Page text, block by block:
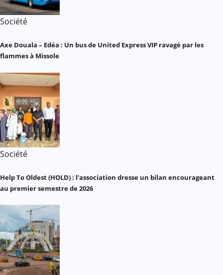
Société
Axe Douala – Edéa : Un bus de United Express VIP ravagé par les
flammes à Missole
Société
Help To Oldest (HOLD) : l’association dresse un bilan encourageant
au premier semestre de 2026